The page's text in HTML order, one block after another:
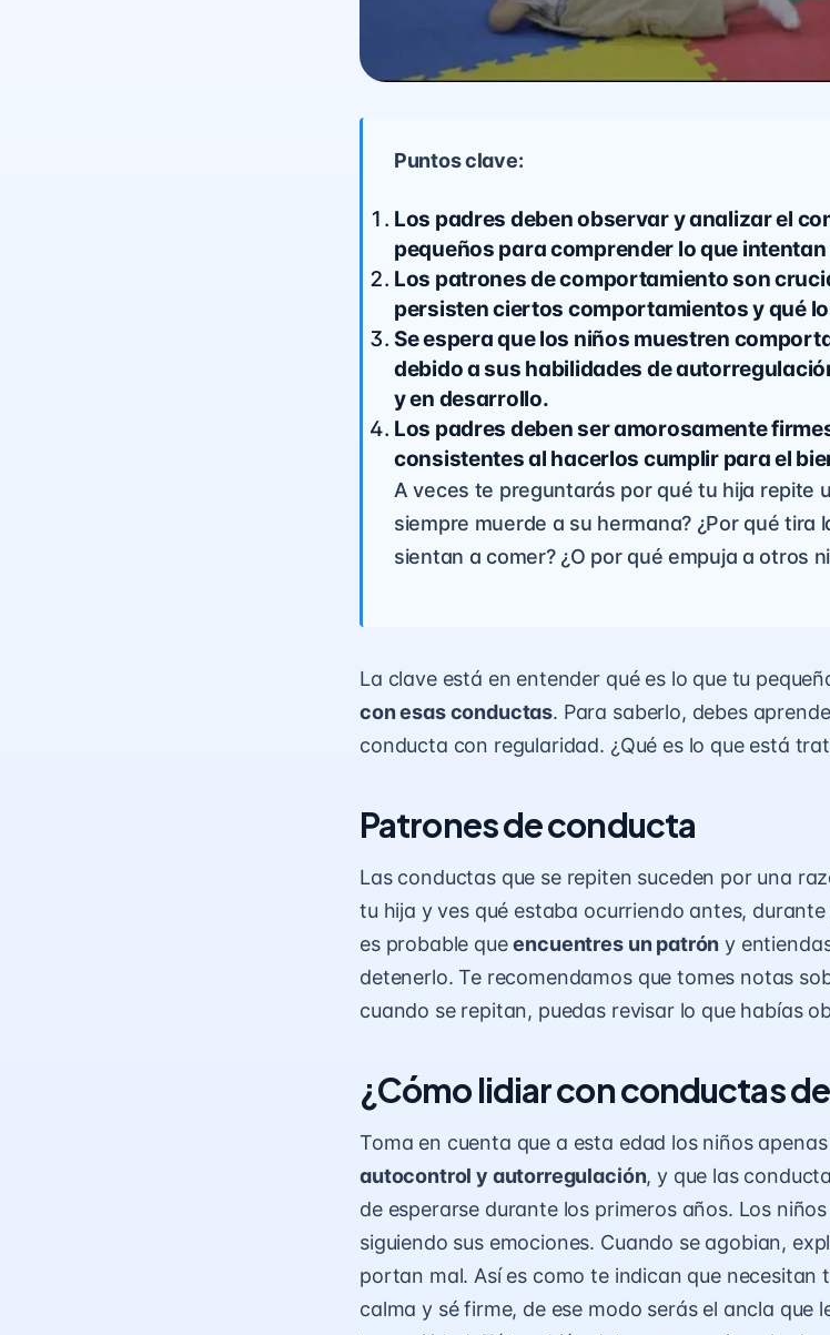
Puntos clave:
Los padres deben observar y analizar el
pequeños para comprender lo que
Los patrones de comportamiento son
persisten ciertos comportamientos y qué
Se espera que los niños muestren
debido a sus habilidades de
y en desarrollo.
Los padres deben ser amorosamente
consistentes al hacerlos cumplir para el
A veces te preguntarás por qué tu hija repite
siempre muerde a su hermana? ¿Por qué tira
sientan a comer? ¿O por qué empuja a otros
La clave está en entender qué es lo que tu
con esas conductas. Para saberlo, debes
conducta con regularidad. ¿Qué es lo que está
Patrones de conducta
Las conductas que se repiten suceden por una
tu hija y ves qué estaba ocurriendo antes,
es probable queencuentres un patrón y
detenerlo. Te recomendamos que tomes notas
cuando se repitan, puedas revisar lo que habías
¿Cómo lidiar con conductas
Toma en cuenta que a esta edad los niños
autocontrol y autorregulación, y que las
de esperarse durante los primeros años. Los
siguiendo sus emociones. Cuando se agobian,
portan mal. Así es como te indican que necesitan
calma y sé firme, de ese modo serás el ancla que